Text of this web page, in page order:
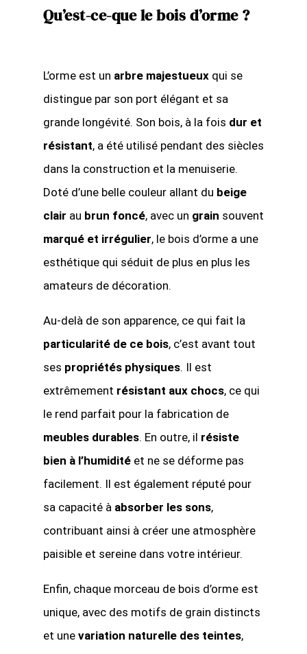
Qu’est-ce-que le bois d’orme ?
L’orme est un arbre majestueuxqui se
distingue par son port élégant et sa
grande longévité. Son bois, à la fois dur et
résistant, a été utilisé pendant des siècles
dans la construction et la menuiserie.
Doté d’une belle couleur allant du beige
clair au brun foncé, avec un grain souvent
marqué et irrégulier, le bois d’orme a une
esthétique qui séduit de plus en plus les
amateurs de décoration.
Au-delà de son apparence, ce qui fait la
particularité de ce bois, c’est avant tout
ses propriétés physiques. Il est
extrêmement résistant aux chocs, ce qui
le rend parfait pour la fabrication de
meubles durables. En outre, il résiste
bien à l’humiditéet ne se déforme pas
facilement. Il est également réputé pour
sa capacité à absorber les sons,
contribuant ainsi à créer une atmosphère
paisible et sereine dans votre intérieur.
Enfin, chaque morceau de bois d’orme est
unique, avec des motifs de grain distincts
et une variation naturelle des teintes,